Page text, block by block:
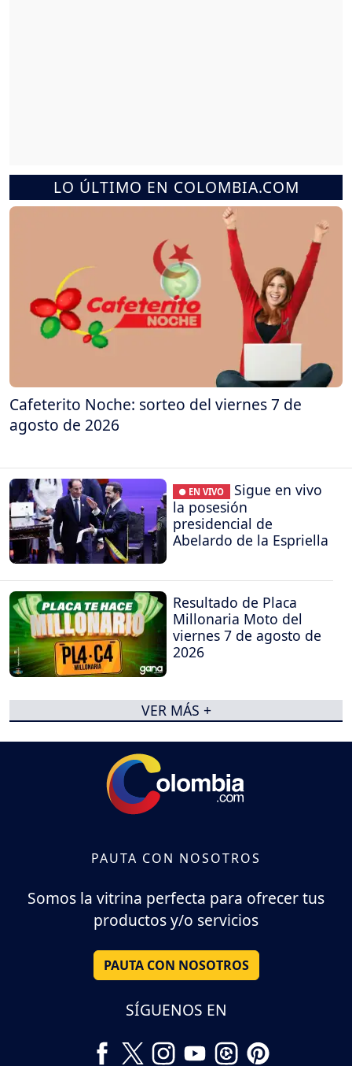
LO ÚLTIMO EN COLOMBIA.COM
Cafeterito Noche: sorteo del viernes 7 de
agosto de 2026
● EN VIVO
Sigue en vivo
la posesión
presidencial de
Abelardo de la Espriella
Resultado de Placa
Millonaria Moto del
viernes 7 de agosto de
2026
VER MÁS +
PAUTA CON NOSOTROS
Somos la vitrina perfecta para ofrecer tus
productos y/o servicios
PAUTA CON NOSOTROS
SÍGUENOS EN